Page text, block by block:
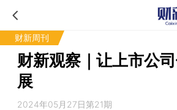
财新周刊
财新观察｜让上市公
展
2024年05月27日第21期